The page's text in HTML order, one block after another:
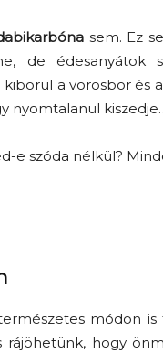
sem. Ez
de édesanyátok
a vörösbor és
nyomtalanul
e szóda nélkül?
módon
rájöhetünk, hogy